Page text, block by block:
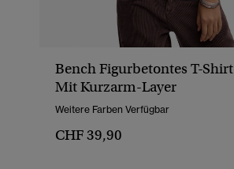
Bench Figurbetontes T-Shirt
Mit Kurzarm-Layer
Weitere Farben Verfügbar
CHF 39,90